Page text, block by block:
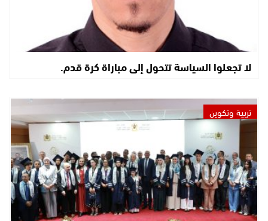
لا تجعلوا السياسة تتحول إلى مباراة كرة قدم.
تربية وتكوين